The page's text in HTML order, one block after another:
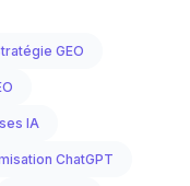
GEO
IA
ChatGPT